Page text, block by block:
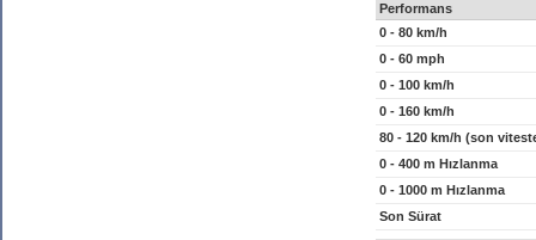
Performans
0 - 80 km/h
0 - 60 mph
0 - 100 km/h
0 - 160 km/h
80 - 120 km/h (son
0 - 400 m Hızlanma
0 - 1000 m Hızlanma
Son Sürat